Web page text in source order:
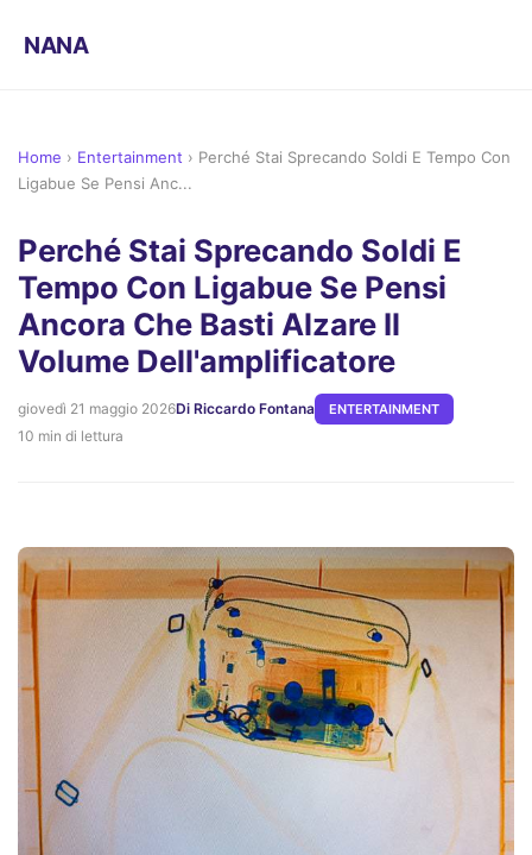
NANA
Home › Entertainment › Perché Stai Sprecando Soldi E Tempo Con
Ligabue Se Pensi Anc...
Perché Stai Sprecando Soldi E
Tempo Con Ligabue Se Pensi
Ancora Che Basti Alzare Il
Volume Dell'amplificatore
giovedì 21 maggio 2026Di Riccardo Fontana ENTERTAINMENT
10 min di lettura